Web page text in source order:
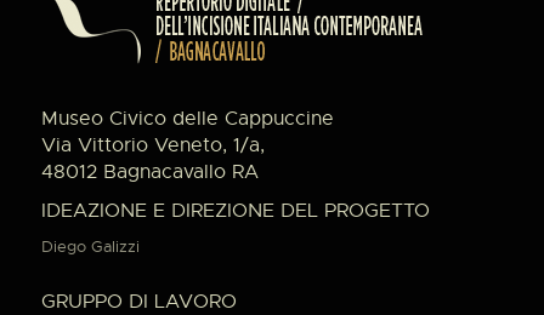
Museo Civico delle Cappuccine
Via Vittorio Veneto, 1/a,
48012 Bagnacavallo RA
IDEAZIONE E DIREZIONE DEL PROGETTO
Diego Galizzi
GRUPPO DI LAVORO